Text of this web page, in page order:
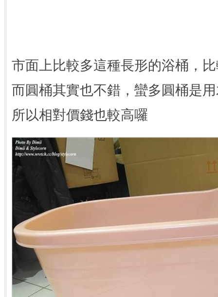
市面上比較多這種長形的浴桶，
而圓桶其實也不錯，蠻多圓桶是
所以相對價錢也較高囉